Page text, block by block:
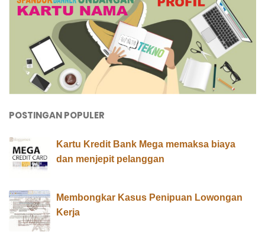
POSTINGAN POPULER
Kartu Kredit Bank Mega memaksa biaya
dan menjepit pelanggan
Membongkar Kasus Penipuan Lowongan
Kerja